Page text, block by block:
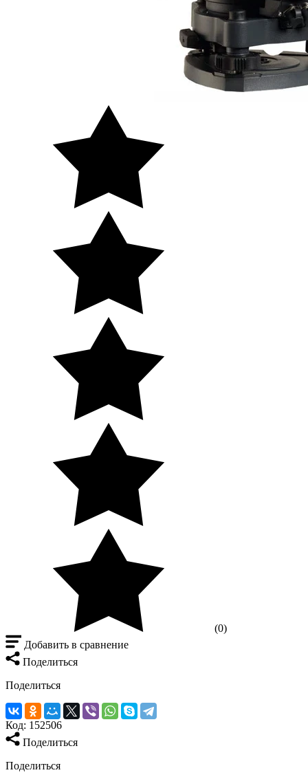
(0)
Добавить в сравнение
Поделиться
Поделиться
Код: 152506
Поделиться
Поделиться